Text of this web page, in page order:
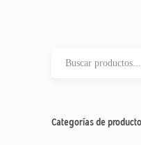
Categorías de